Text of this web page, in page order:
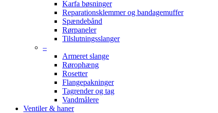
Karfa bøsninger
Reparationsklemmer og bandagemuffer
Spændebånd
Rørpaneler
Tilslutningsslanger
–
Armeret slange
Rørophæng
Rosetter
Flangepakninger
Tagrender og tag
Vandmålere
Ventiler & haner